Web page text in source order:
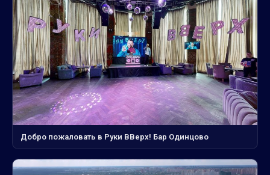
Добро пожаловать в Руки ВВерх! Бар Одинцово